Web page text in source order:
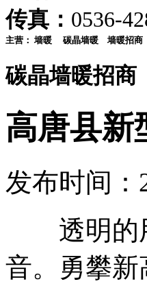
传真： 0536-
主营： 墙暖 碳晶墙暖 墙暖招商
碳晶墙暖招商
高唐县新
发布时间
透明的用
音。勇攀